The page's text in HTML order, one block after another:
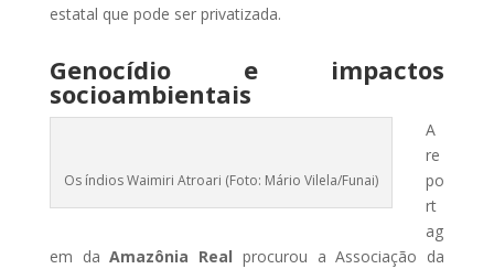
estatal que pode ser privatizada.
Genocídio e impactos
socioambientais
Os índios Waimiri Atroari (Foto: Mário Vilela/Funai)
A
re
po
rt
ag
em da Amazônia Real procurou a Associação da